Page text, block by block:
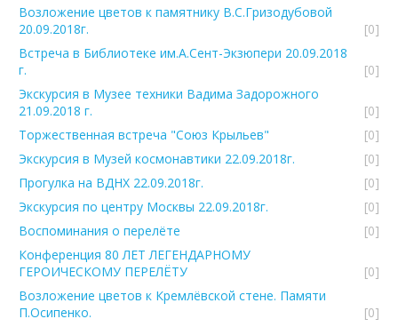
Возложение цветов к памятнику В.С.Гризодубовой
20.09.2018г.
[0]
Встреча в Библиотеке им.А.Сент-Экзюпери 20.09.2018
г.
[0]
Экскурсия в Музее техники Вадима Задорожного
21.09.2018 г.
[0]
Торжественная встреча "Союз Крыльев"
[0]
Экскурсия в Музей космонавтики 22.09.2018г.
[0]
Прогулка на ВДНХ 22.09.2018г.
[0]
Экскурсия по центру Москвы 22.09.2018г.
[0]
Воспоминания о перелёте
[0]
Конференция 80 ЛЕТ ЛЕГЕНДАРНОМУ
ГЕРОИЧЕСКОМУ ПЕРЕЛЁТУ
[0]
Возложение цветов к Кремлёвской стене. Памяти
П.Осипенко.
[0]